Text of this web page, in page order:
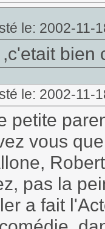
le: 2002-11-
bien
le: 2002-11-
petite
vous
pas la
a fait